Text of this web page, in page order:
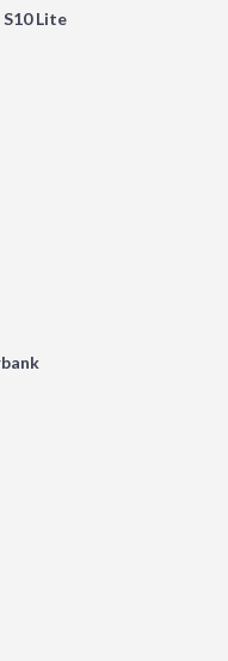
Lite